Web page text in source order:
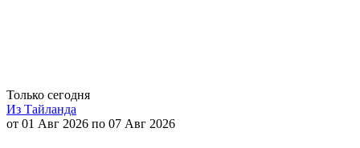
Только сегодня
Из Тайланда
от 01 Авг 2026 по 07 Авг 2026